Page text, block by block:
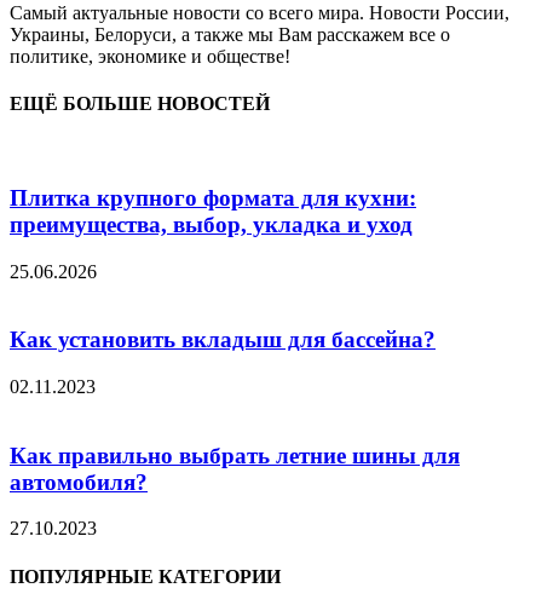
Самый актуальные новости со всего мира. Новости России,
Украины, Белоруси, а также мы Вам расскажем все о
политике, экономике и обществе!
ЕЩЁ БОЛЬШЕ НОВОСТЕЙ
Плитка крупного формата для кухни:
преимущества, выбор, укладка и уход
25.06.2026
Как установить вкладыш для бассейна?
02.11.2023
Как правильно выбрать летние шины для
автомобиля?
27.10.2023
ПОПУЛЯРНЫЕ КАТЕГОРИИ